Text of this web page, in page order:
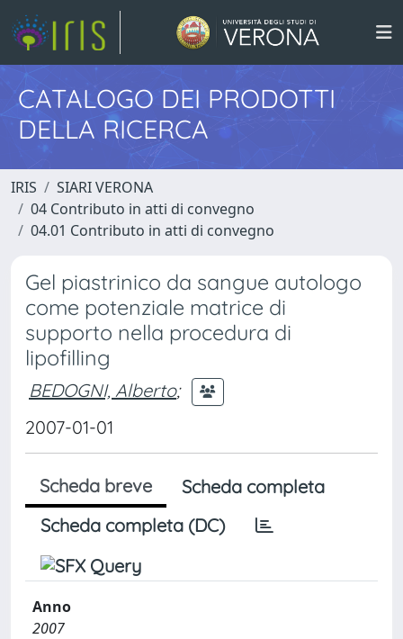
CATALOGO DEI PRODOTTI
DELLA RICERCA
IRIS
SIARI VERONA
04 Contributo in atti di convegno
04.01 Contributo in atti di convegno
Gel piastrinico da sangue autologo
come potenziale matrice di
supporto nella procedura di
lipofilling
BEDOGNI, Alberto;
2007-01-01
Scheda breve
Scheda completa
Scheda completa (DC)
Anno
2007